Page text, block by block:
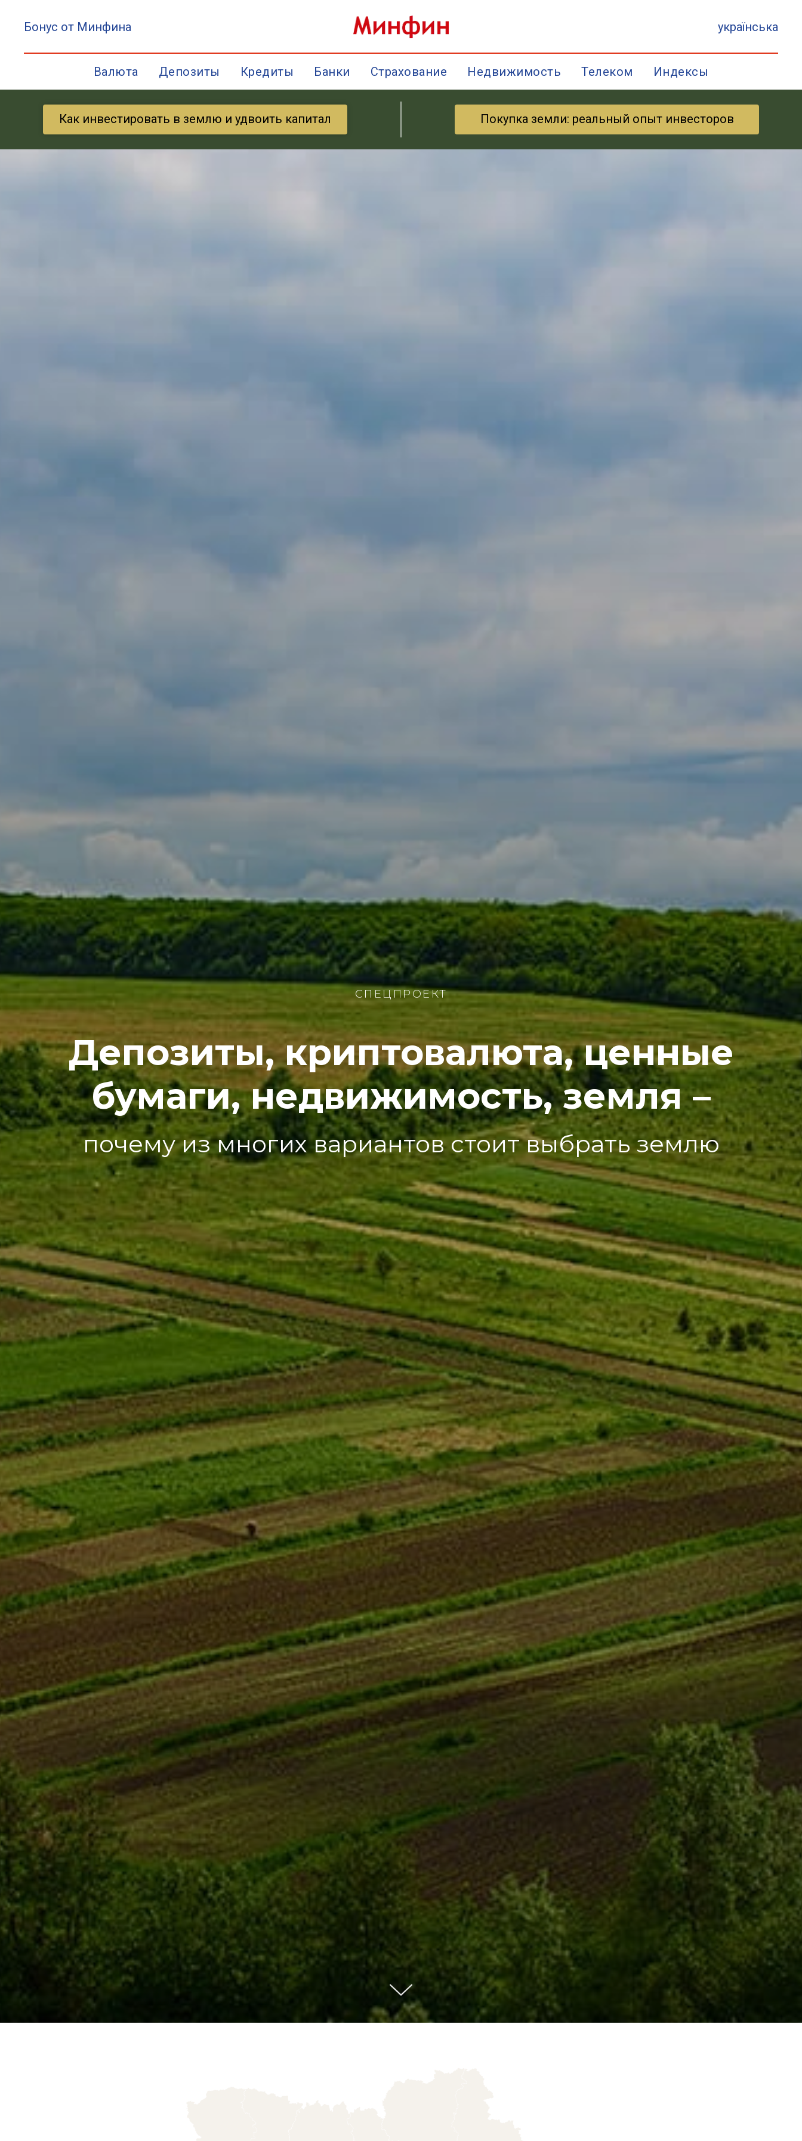
Бонус от Минфина українська
Валюта Депозиты Кредиты Банки Страхование Недвижимость Телеком Индексы
Как инвестировать в землю и удвоить капитал Покупка земли: реальный опыт инвесторов
СПЕЦПРОЕКТ
Депозиты, криптовалюта, ценные
бумаги, недвижимость, земля –
почему из многих вариантов стоит выбрать землю